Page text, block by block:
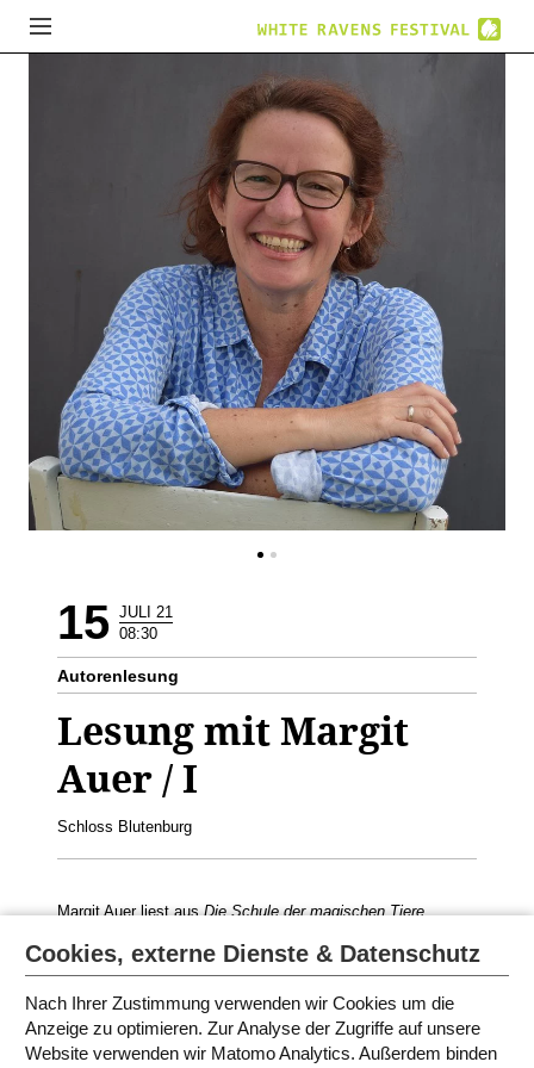
15 JULI 21
08:30
Autorenlesung
Lesung mit Margit
Auer / I
Schloss Blutenburg
Margit Auer liest ausDie Schule der magischen Tiere
Geeignet für 3./4. Klasse
PROGRAMM IN MÜNCHEN 2021
Cookies, externe Dienste & Datenschutz
Nach Ihrer Zustimmung verwenden wir Cookies um die
Anzeige zu optimieren. Zur Analyse der Zugriffe auf unsere
Website verwenden wir Matomo Analytics. Außerdem binden